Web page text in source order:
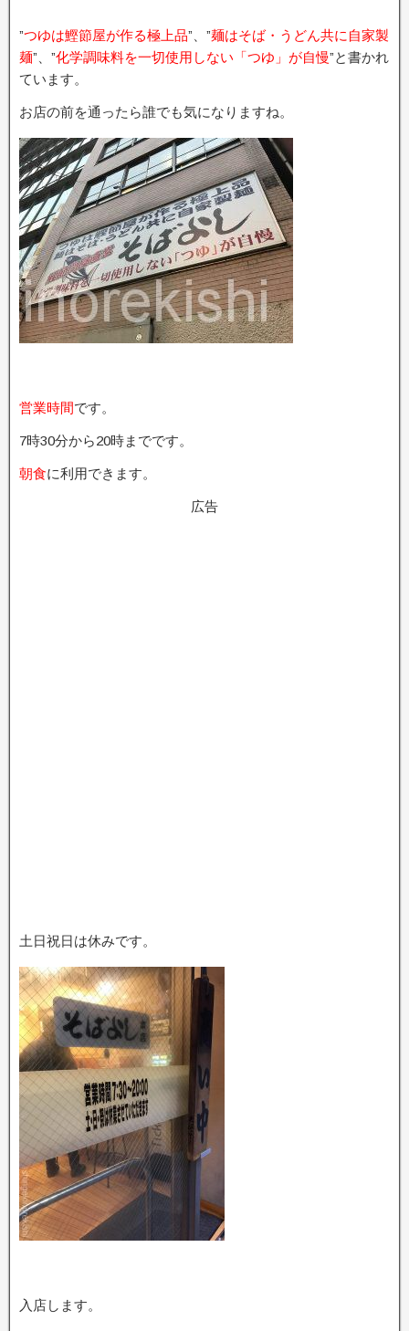
”つゆは鰹節屋が作る極上品”、”麺はそば・うどん共に自家製
麺”、”化学調味料を一切使用しない「つゆ」が自慢”と書かれ
ています。
お店の前を通ったら誰でも気になりますね。
営業時間です。
7時30分から20時までです。
朝食に利用できます。
広告
土日祝日は休みです。
入店します。